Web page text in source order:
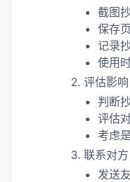
截图
保存
记录
使用
评估影响
判断
评估
考虑
联系对方
发送